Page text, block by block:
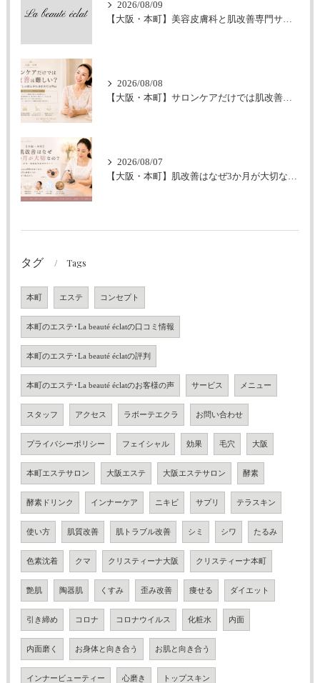
2026/08/09
2026/08/08
【大阪・本町】サロンケアだけでは肌改善は難しい？｜ホームケアとの組み合わせが大切な理由
2026/08/07
タグ Tags
本町 エステ コンセプト
本町のエステ･La beauté éclatの口コミ情報
本町のエステ･La beauté éclatの評判
本町のエステ･La beauté éclatのお客様の声 サービス メニュー
スタッフ アクセス ラボーテエクラ お問い合わせ
プライバシーポリシー フェイシャル 効果 毛穴 大阪
本町エステサロン 大阪エステ 大阪エステサロン 酵素
酵素ドリンク インナーケア ニキビ サプリ テラスキン
使い方 肌質改善 肌トラブル改善 シミ シワ たるみ
色素沈着 クマ クリスティーナ大阪 クリスティーナ本町
艶肌 陶器肌 くすみ 歪み改善 痩せる ダイエット
引き締め コロナ コロナウイルス 化粧水 内面
内面磨く お身体と向き合う お肌と向き合う
インナービューティー 心磨き トップスキン